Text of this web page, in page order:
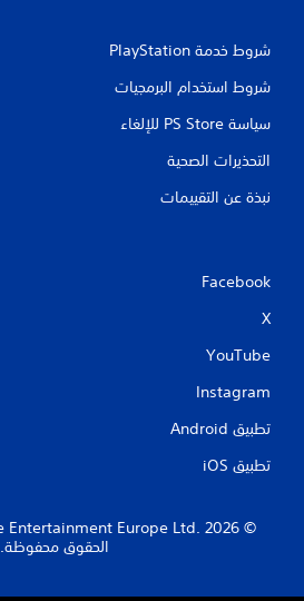
شروط خدمة PlayStation‏
شروط استخدام البرمجيات
سياسة PS Store للإلغاء
التحذيرات الصحية
نبذة عن التقييمات
Facebook
X
YouTube
Instagram
تطبيق Android‏
تطبيق iOS‏
الحقوق محفوظة.